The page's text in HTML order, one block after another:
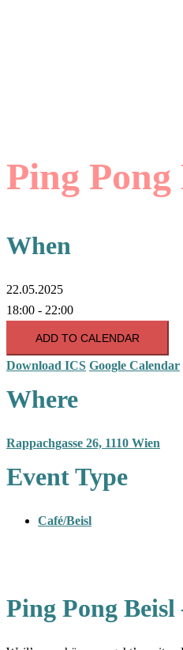
Ping
When
22.05.2025
18:00 - 22:00
ADD TO CALENDAR
Download ICS Google Calendar
Where
Rappachgasse 26, 1110 Wien
Event Type
Café/Beisl
Ping Pong